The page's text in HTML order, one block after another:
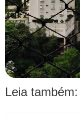
Leia também: